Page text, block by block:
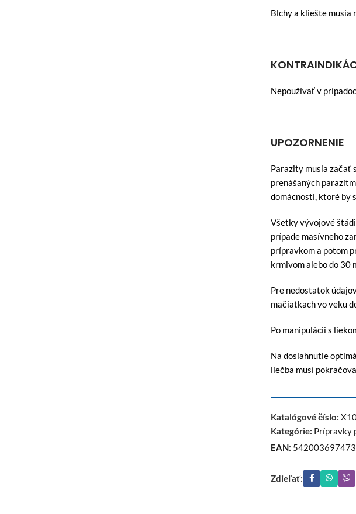
Blchy a kliešte musia
Nepoužívať v
UPOZORNENIE
Parazity musia začať
prenášaných
domácnosti, ktoré by
Všetky vývojové
prípade masívneho
prípravkom a potom
krmivom alebo do 30
Pre nedostatok
mačiatkach vo veku
Po manipulácii s
Na dosiahnutie
liečba musí
Katalógové číslo:
Kategórie: Prípravky
EAN:
Zdieľať: